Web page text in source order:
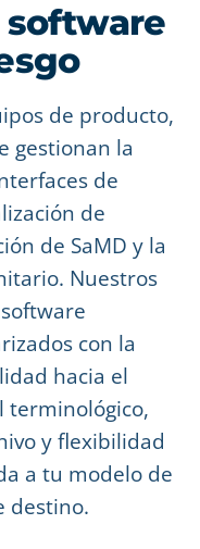
software
de producto,
gestionan la
de
de
de SaMD y la
Nuestros
con la
hacia el
terminológico,
y flexibilidad
a tu modelo de
destino.